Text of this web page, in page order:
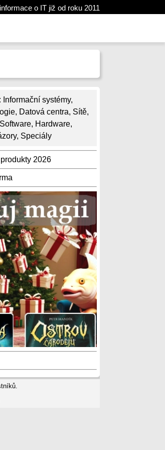
o IT již od roku 2011
Informační systémy,
, Datová centra, Sítě,
Software, Hardware,
, Speciály
2026